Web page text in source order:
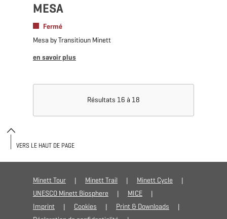
MESA
Fermé
Mesa by Transitioun Minett
en savoir plus
Résultats 16 à 18
Minett Tour Minett Trail
Minett Cycle
UNESCO Minett Biosphere
MICE
Imprint
Cookies
Print & Downloads
VERS LE HAUT DE PAGE